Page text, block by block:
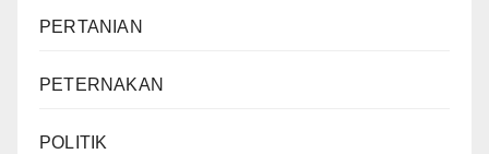
PERTANIAN
PETERNAKAN
POLITIK